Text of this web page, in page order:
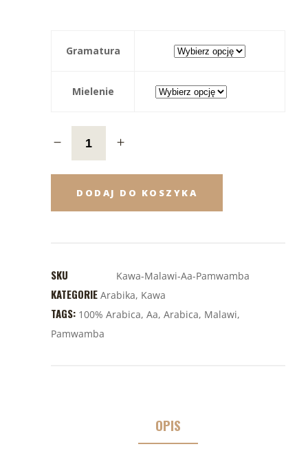
Gramatura
Mielenie
DODAJ DO KOSZYKA
SKU Kawa-Malawi-Aa-Pamwamba
KATEGORIE Arabika, Kawa
TAGS: 100% Arabica, Aa, Arabica, Malawi,
Pamwamba
OPIS